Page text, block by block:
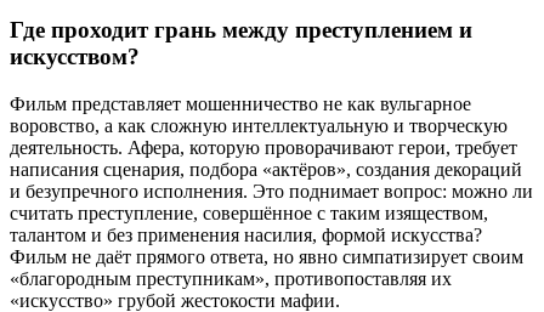
Где проходит грань между преступлением и
искусством?
Фильм представляет мошенничество не как вульгарное
воровство, а как сложную интеллектуальную и творческую
деятельность. Афера, которую проворачивают герои, требует
написания сценария, подбора «актёров», создания декораций
и безупречного исполнения. Это поднимает вопрос: можно ли
считать преступление, совершённое с таким изяществом,
талантом и без применения насилия, формой искусства?
Фильм не даёт прямого ответа, но явно симпатизирует своим
«благородным преступникам», противопоставляя их
«искусство» грубой жестокости мафии.